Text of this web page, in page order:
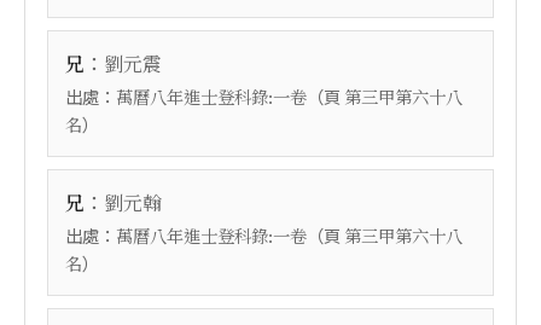
兄 ： 劉元震
出處： 萬曆八年進士登科錄:一卷 （頁 第三甲第六十八
名）
兄 ： 劉元翰
出處： 萬曆八年進士登科錄:一卷 （頁 第三甲第六十八
名）